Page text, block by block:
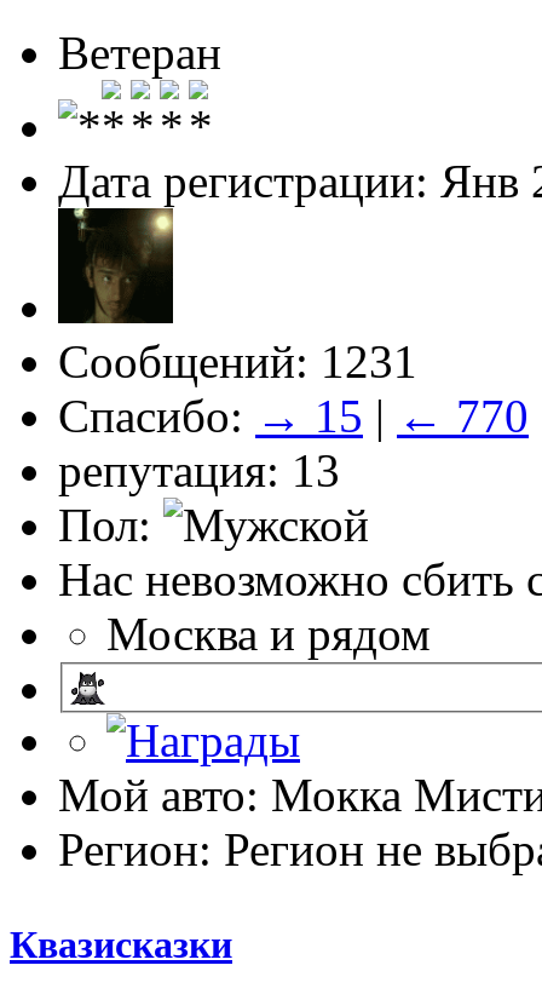
Ветеран
Дата регистрации: Янв
Сообщений: 1231
Спасибо: → 15 | ← 770
репутация: 13
Пол:
Нас невозможно сбить
Москва и рядом
Мой авто: Мокка
Регион: Регион не
Квазисказки